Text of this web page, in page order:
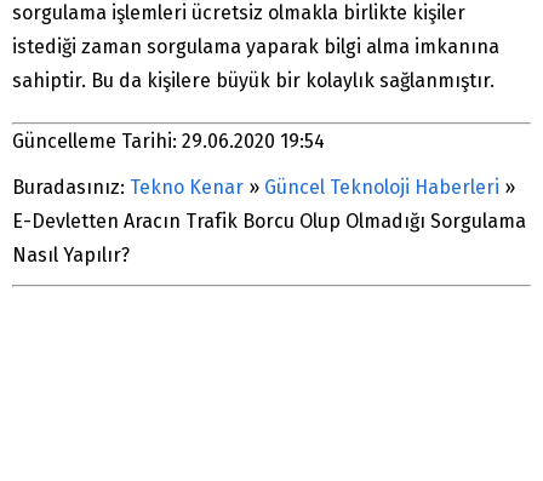
sorgulama işlemleri ücretsiz olmakla birlikte kişiler
istediği zaman sorgulama yaparak bilgi alma imkanına
sahiptir. Bu da kişilere büyük bir kolaylık sağlanmıştır.
Güncelleme Tarihi: 29.06.2020 19:54
Buradasınız: Tekno Kenar » Güncel Teknoloji Haberleri »
E-Devletten Aracın Trafik Borcu Olup Olmadığı Sorgulama
Nasıl Yapılır?